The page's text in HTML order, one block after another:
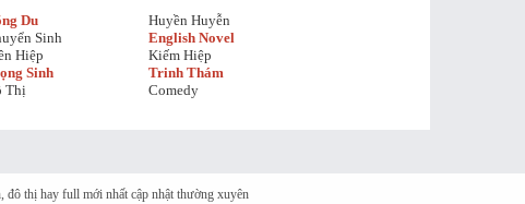
Du
Huyền Huyễn
Sinh
English Novel
Hiệp
Kiếm Hiệp
Sinh
Trinh Thám
Thị
Comedy
đô thị hay full mới nhất cập nhật thường xuyên